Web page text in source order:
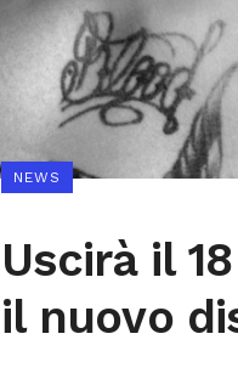
NEWS
Uscirà il
il nuovo